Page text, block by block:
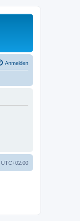
Anmelden
UTC+02:00